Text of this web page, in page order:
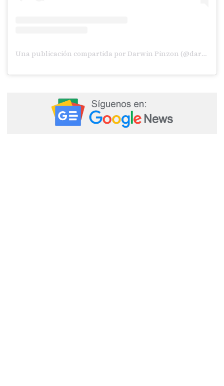
Una publicación compartida por Darwin Pinzon (@darwinpinzon10)